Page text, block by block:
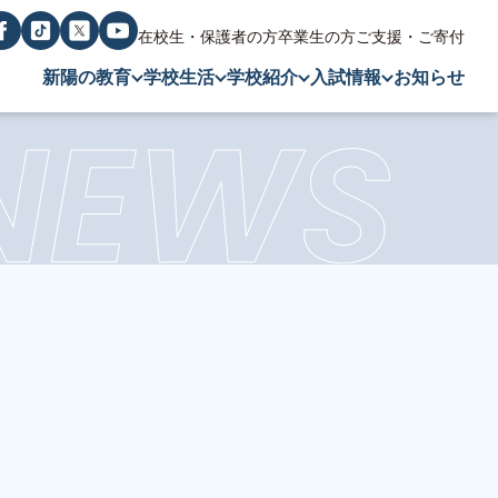
在校生・保護者の方卒業生の方ご支援・ご寄付
新陽の教育 学校生活 学校紹介 入試情報 お知らせ